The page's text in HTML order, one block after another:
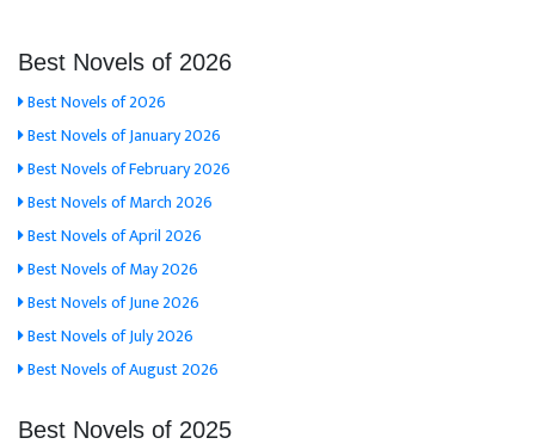
Best Novels of 2026
Best Novels of 2026
Best Novels of January 2026
Best Novels of February 2026
Best Novels of March 2026
Best Novels of April 2026
Best Novels of May 2026
Best Novels of June 2026
Best Novels of July 2026
Best Novels of August 2026
Best Novels of 2025